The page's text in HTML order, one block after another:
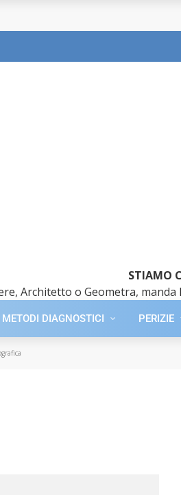
STIAMO
Architetto o Geometra,
METODI DIAGNOSTICI PERIZIE